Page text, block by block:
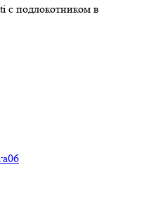
с подлокотником в